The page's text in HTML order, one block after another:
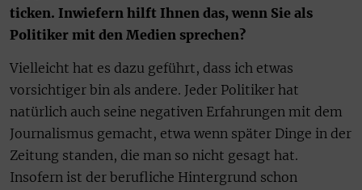
ticken. Inwiefern hilft Ihnen das, wenn Sie als
Politiker mit den Medien sprechen?
Vielleicht hat es dazu geführt, dass ich etwas
vorsichtiger bin als andere. Jeder Politiker hat
natürlich auch seine negativen Erfahrungen mit dem
Journalismus gemacht, etwa wenn später Dinge in der
Zeitung standen, die man so nicht gesagt hat.
Insofern ist der berufliche Hintergrund schon